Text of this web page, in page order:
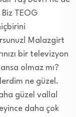
TEOG
Malazgirt
bir televizyon
olmaz mı?
ne güzel.
güzel valla!
daha çok